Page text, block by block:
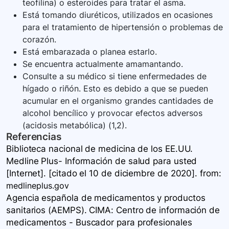
teofilina) o esteroides para tratar el asma.
Está tomando diuréticos, utilizados en ocasiones
para el tratamiento de hipertensión o problemas de
corazón.
Está embarazada o planea estarlo.
Se encuentra actualmente amamantando.
Consulte a su médico si tiene enfermedades de
hígado o riñón. Esto es debido a que se pueden
acumular en el organismo grandes cantidades de
alcohol bencílico y provocar efectos adversos
(acidosis metabólica) (1,2).
Referencias
Biblioteca nacional de medicina de los EE.UU.
Medline Plus- Información de salud para usted
[Internet]. [citado el 10 de diciembre de 2020]. from:
medlineplus.gov
Agencia española de medicamentos y productos
sanitarios (AEMPS). CIMA: Centro de información de
medicamentos - Buscador para profesionales